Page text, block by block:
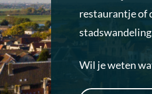
restaurantje of
Wil je weten